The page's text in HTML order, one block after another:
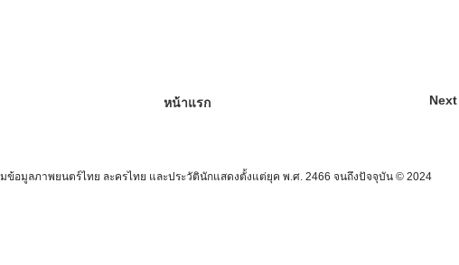
หน้าแรก
มข้อมูลภาพยนตร์ไทย ละครไทย และประวัตินักแสดงตั้งแต่ยุค พ.ศ. 2466 จนถึงปัจจุบัน © 2024